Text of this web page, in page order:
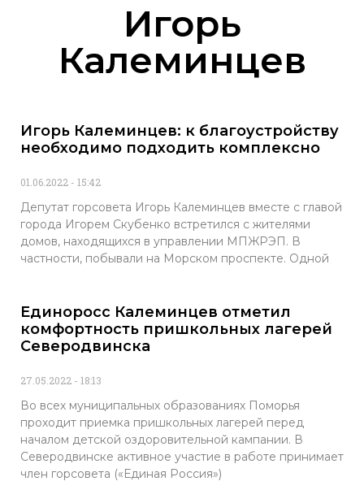
Игорь
Калеминцев
Игорь Калеминцев: к благоустройству
необходимо подходить комплексно
01.06.2022 15:42
Депутат горсовета Игорь Калеминцев вместе с главой
города Игорем Скубенко встретился с жителями
домов, находящихся в управлении МПЖРЭП. В
частности, побывали на Морском проспекте. Одной
Единоросс Калеминцев отметил
комфортность пришкольных лагерей
Северодвинска
27.05.2022 18:13
Во всех муниципальных образованиях Поморья
проходит приемка пришкольных лагерей перед
началом детской оздоровительной кампании. В
Северодвинске активное участие в работе принимает
член горсовета («Единая Россия»)